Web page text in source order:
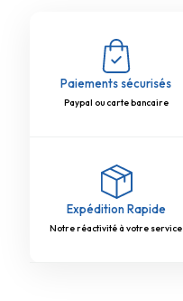
Paiements sécurisés
Paypal ou carte bancaire
Expédition Rapide
Notre réactivité à votre service